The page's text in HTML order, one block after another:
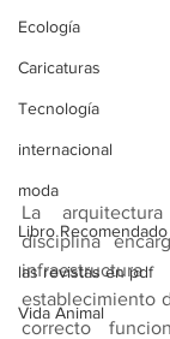
Ecología
Caricaturas
Tecnología
internacional
moda
Libro Recomendado
las revistas en pdf
Vida Animal
La
disciplina
establecimiento
correcto